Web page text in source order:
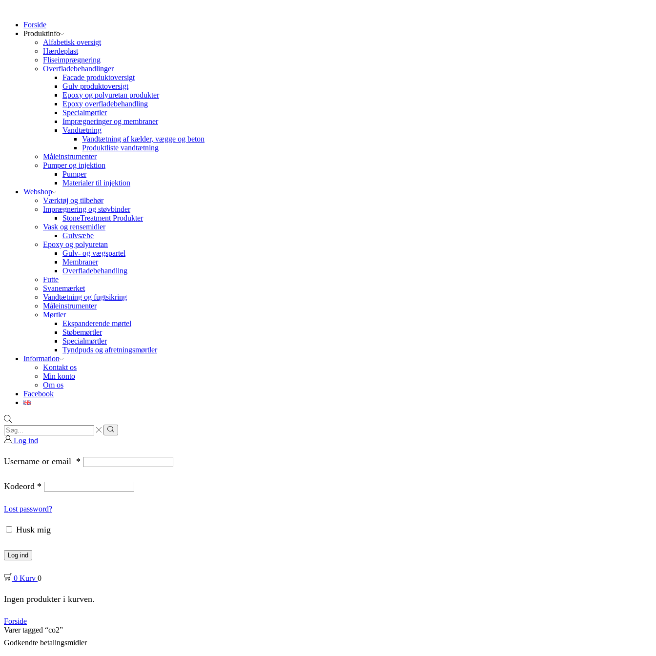
Forside
Produktinfo
Alfabetisk oversigt
Hærdeplast
Fliseimprægnering
Overfladebehandlinger
Facade produktoversigt
Gulv produktoversigt
Epoxy og polyuretan produkter
Epoxy overfladebehandling
Specialmørtler
Imprægneringer og membraner
Vandtætning
Vandtætning af kælder, vægge og beton
Produktliste vandtætning
Måleinstrumenter
Pumper og injektion
Pumper
Materialer til injektion
Webshop
Værktøj og tilbehør
Imprægnering og støvbinder
StoneTreatment Produkter
Vask og rensemidler
Gulvsæbe
Epoxy og polyuretan
Gulv- og vægspartel
Membraner
Overfladebehandling
Futte
Svanemærket
Vandtætning og fugtsikring
Måleinstrumenter
Mørtler
Ekspanderende mørtel
Støbemørtler
Specialmørtler
Tyndpuds og afretningsmørtler
Information
Kontakt os
Min konto
Om os
Facebook
Search
input
Search
Log ind
Username or email *
Kodeord *
Lost password?
Husk mig
Log ind
0 Kurv 0
Ingen produkter i kurven.
Forside
Varer tagged “co2”
Godkendte betalingsmidler